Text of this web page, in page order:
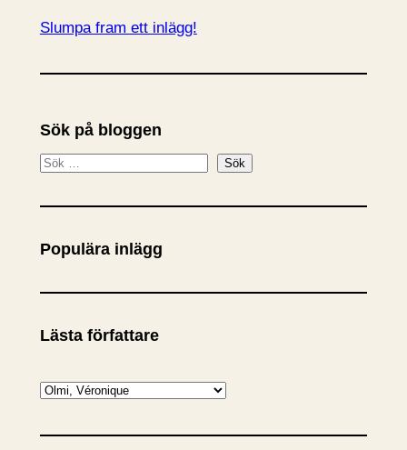
Slumpa fram ett inlägg!
Sök på bloggen
S
k
Sök
Populära inlägg
Lästa författare
K
t